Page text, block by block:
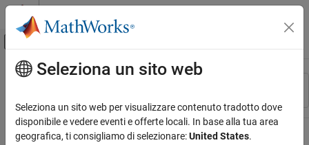
Vai al contenuto
Attiva/disattiva menu di navigazione
Risorsa
Stato
Contenuto principale
Seleziona un sito web
Seleziona un sito web per visualizzare contenuto tradotto dove
disponibile e vedere eventi e offerte locali. In base alla tua area
geografica, ti consigliamo di selezionare:United States.